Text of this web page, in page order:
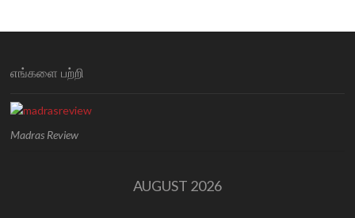
எங்களை பற்றி
Madras Review
AUGUST 2026